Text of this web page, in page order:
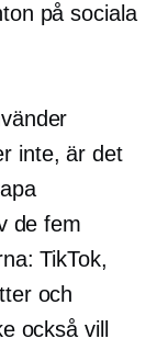
på sociala
inte, är det
de fem
TikTok,
och
också vill